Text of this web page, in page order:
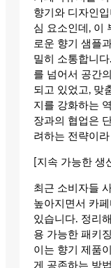
향기와 디자인
심 요소인데, 이
로운 향기 샘플
밀히 소통합니
를 넘어서 공간
되고 있었고, 맞
지를 강화하는
장과의 협업은
려하는 전략이
[지속 가능한 생
최근 소비자들
높아지면서 카
있습니다. 정리
용 가능한 패키
이는 향기 제품
게 공존하는 방